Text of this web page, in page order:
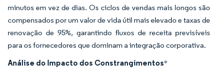
minutos em vez de dias. Os ciclos de vendas mais longos são
compensados por um valor de vida útil mais elevado e taxas de
renovação de 95%, garantindo fluxos de receita previsíveis
para os fornecedores que dominam a integração corporativa.
Análise do Impacto dos Constrangimentos*